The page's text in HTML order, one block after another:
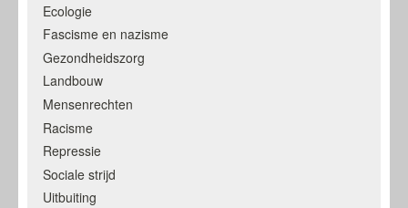
Ecologie
Fascisme en nazisme
Gezondheidszorg
Landbouw
Mensenrechten
Racisme
Repressie
Sociale strijd
Uitbuiting